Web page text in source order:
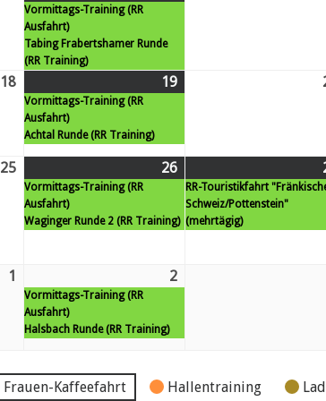
11.
August
26
Vormittags-Training (RR
Ausfahrt)
Tabing Frabertshamer Runde
(RR Training)
18Di.
18.
August
26
19Mi.
26
(2
Vormittags-Training (RR
Ausfahrt)
Achtal Runde (RR Training)
25Di.
25.
August
26
26Mi.
26.
August
26
(2
Veranstaltungen)
Vormittags-Training (RR
Ausfahrt)
Waginger Runde 2 (RR Training)
RR-Touristikfahrt
Schweiz/Pottenstein"
(mehrtägig)
1
1.
September
26
2Mi.
26
(2
Vormittags-Training (RR
Ausfahrt)
Halsbach Runde (RR Training)
Frauen-Kaffeefahrt Hallentraining